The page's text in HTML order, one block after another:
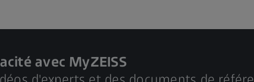
avec MyZEISS